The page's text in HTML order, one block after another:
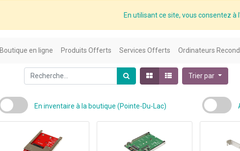
En utilisant ce site, vous consentez à
Boutique en ligne Produits Offerts Services Offerts Ordinateurs
Trier par
En inventaire à la boutique (Pointe-Du-Lac)